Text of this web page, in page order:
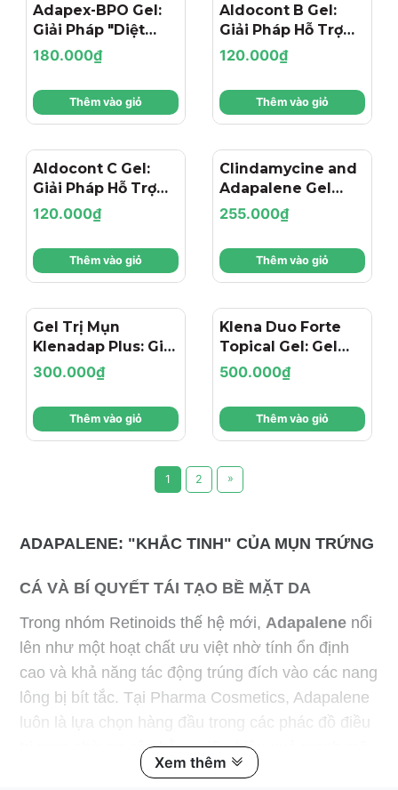
Adapex-BPO Gel:
Giải Pháp "Diệt
Mụn" Chuyên Sâu
Với Adapalene &
Benzoyl Peroxide
180.000₫
Thêm vào giỏ
Aldocont B Gel:
Giải Pháp Hỗ Trợ
Điều Trị Mụn Viêm,
Mụn Mủ & Ngăn
Ngừa Thâm Sạm
Toàn Diện
120.000₫
Thêm vào giỏ
Aldocont C Gel:
Giải Pháp Hỗ Trợ
Điều Trị Mụn
Trứng Cá, Mụn
Viêm & Dày Sừng
Từ Adapalene &
Clindamycin
120.000₫
Thêm vào giỏ
Clindamycine and
Adapalene Gel
Melacare Acne 15g:
Giải Pháp Giảm
Mụn Viêm Chuyên
Sâu
255.000₫
Thêm vào giỏ
Gel Trị Mụn
Klenadap Plus: Giải
Pháp "Kép" Cho
Mụn Viêm & Mụn
Nội Tiết
300.000₫
Thêm vào giỏ
Klena Duo Forte
Topical Gel: Gel
Đặc Trị Mụn - Sạch
Sâu, Giảm Viêm &
Ngăn Ngừa Tái
Phát
500.000₫
Thêm vào giỏ
1 2 »
ADAPALENE: "KHẮC TINH" CỦA MỤN TRỨNG
CÁ VÀ BÍ QUYẾT TÁI TẠO BỀ MẶT DA
Trong nhóm Retinoids thế hệ mới, Adapalene nổi
lên như một hoạt chất ưu việt nhờ tính ổn định
cao và khả năng tác động trúng đích vào các nang
lông bị bít tắc. Tại Pharma Cosmetics, Adapalene
luôn là lựa chọn hàng đầu trong các phác đồ điều
trị mụn nhờ sự cân bằng giữa hiệu quả mạnh mẽ
và mức độ kích ứng thấp.
Xem thêm